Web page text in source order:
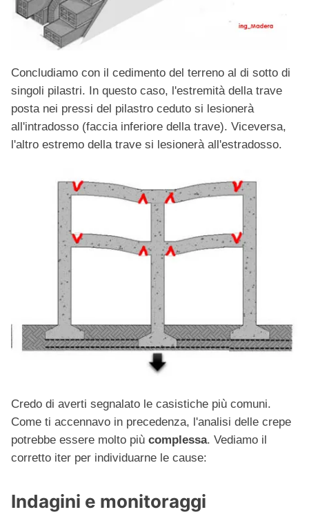
Concludiamo con il cedimento del terreno al di sotto di
singoli pilastri. In questo caso, l'estremità della trave
posta nei pressi del pilastro ceduto si lesionerà
all'intradosso (faccia inferiore della trave). Viceversa,
l'altro estremo della trave si lesionerà all'estradosso.
Credo di averti segnalato le casistiche più comuni.
Come ti accennavo in precedenza, l'analisi delle crepe
potrebbe essere molto più complessa. Vediamo il
corretto iter per individuarne le cause:
Indagini e monitoraggi